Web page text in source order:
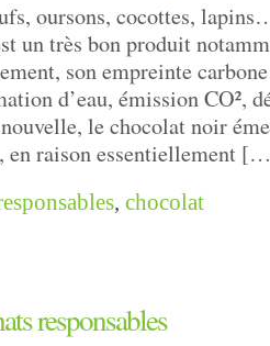
oursons, cocottes,
un très bon produit
son empreinte carbone
d’eau, émission CO²,
le chocolat noir
, en raison essentiellement
, chocolat
responsables